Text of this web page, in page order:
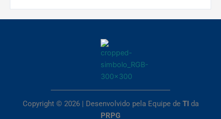
Copyright © 2026 | Desenvolvido pela Equipe de TI da
PRPG